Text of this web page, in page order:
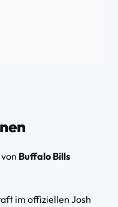
von Buffalo Bills
im offiziellen Josh